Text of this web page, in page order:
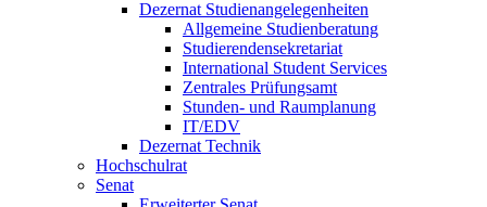
Dezernat Studienangelegenheiten
Allgemeine Studienberatung
Studierendensekretariat
International Student Services
Zentrales Prüfungsamt
Stunden- und Raumplanung
IT/EDV
Dezernat Technik
Hochschulrat
Senat